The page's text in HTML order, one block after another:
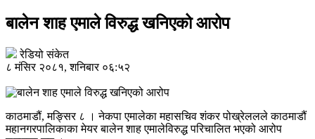
बालेन शाह एमाले विरुद्ध खनिएको आरोप
रेडियो संकेत
८ मंसिर २०८१, शनिबार ०६:५२
काठमाडौं, मङ्सिर ८ । नेकपा एमालेका महासचिव शंकर पोख्रेललले काठमाडौं
महानगरपालिकाका मेयर बालेन शाह एमालेविरुद्ध परिचालित भएको आरोप